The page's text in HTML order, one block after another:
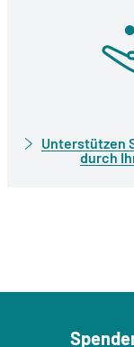
Unterstützen
durch